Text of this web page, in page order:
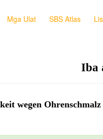
Mga Ulat SBS Atlas
Iba
wegen